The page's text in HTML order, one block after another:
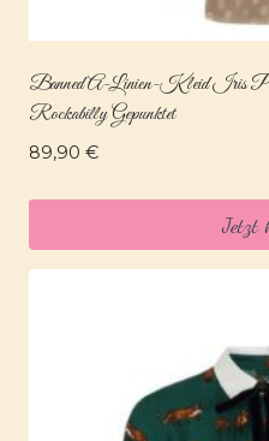
Banned A-Linien-Kleid Iris
Rockabilly Gepunktet
89,90 €
Jetzt